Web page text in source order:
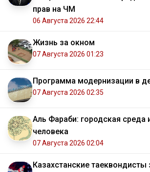
прав на ЧМ
06 Августа 2026 22:44
Жизнь за окном
07 Августа 2026 01:23
Программа модернизации в
07 Августа 2026 02:35
Аль Фараби: городская среда
человека
07 Августа 2026 02:04
Казахстанские таеквондисты